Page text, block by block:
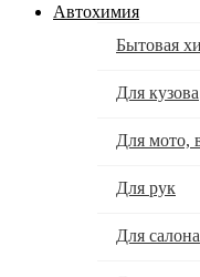
Автохимия
Бытовая
Для кузова
Для мото,
Для рук
Для салона